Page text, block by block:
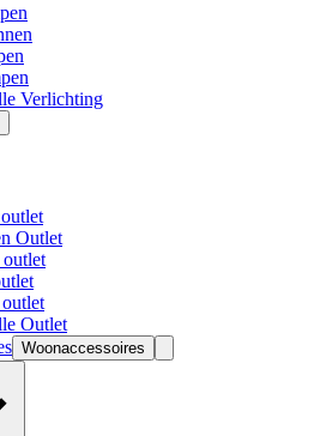
Verlichting
Outlet
outlet
Outlet
Woonaccessoires